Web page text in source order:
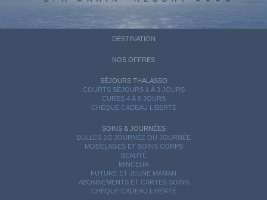
DESTINATION
NOS OFFRES
SÉJOURS THALASSO
COURTS SÉJOURS 1 À 3 JOURS
CURES 4 À 6 JOURS
CHÈQUE CADEAU LIBERTÉ
SOINS & JOURNÉES
BULLES 1/2 JOURNÉE OU JOURNÉE
MODELAGES ET SOINS CORPS
BEAUTÉ
MINCEUR
FUTURE ET JEUNE MAMAN
ABONNEMENTS ET CARTES SOINS
CHÈQUE CADEAU LIBERTÉ